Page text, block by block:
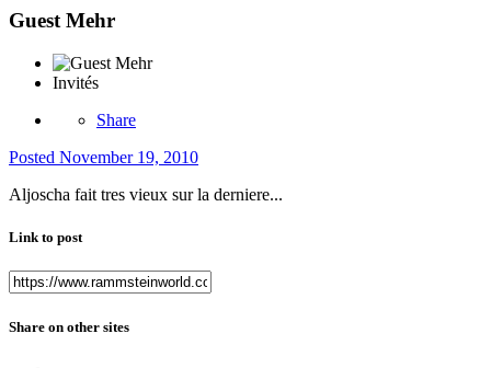
Guest Mehr
Invités
Share
Posted November 19, 2010
Aljoscha fait tres vieux sur la derniere...
Link to post
Share on other sites